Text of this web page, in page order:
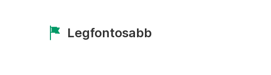
Legfontosabb